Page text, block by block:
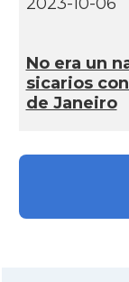
No era un
sicarios
de Janeiro